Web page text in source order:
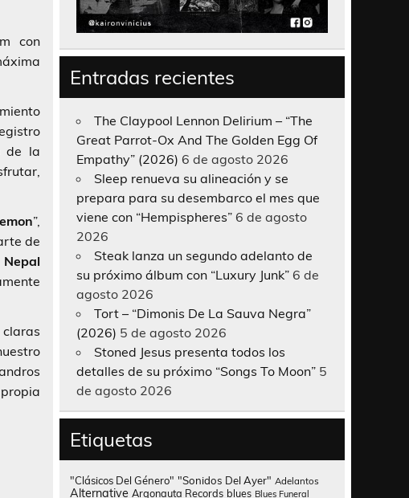
con
de la
”,
de
Nepal
Entradas recientes
The Claypool Lennon Delirium – “The
Great Parrot-Ox And The Golden Egg Of
Empathy” (2026) 6 de agosto 2026
Sleep renueva su alineación y se
prepara para su desembarco el mes que
viene con “Hempispheres” 6 de agosto
2026
Steak lanza un segundo adelanto de
su próximo álbum con “Luxury Junk” 6 de
agosto 2026
Tort – “Dimonis De La Sauva Negra”
(2026) 5 de agosto 2026
Stoned Jesus presenta todos los
detalles de su próximo “Songs To Moon” 5
de agosto 2026
Etiquetas
"Clásicos Del Género" "Sonidos Del Ayer" Adelantos
Alternative Argonauta Records blues Blues Funeral